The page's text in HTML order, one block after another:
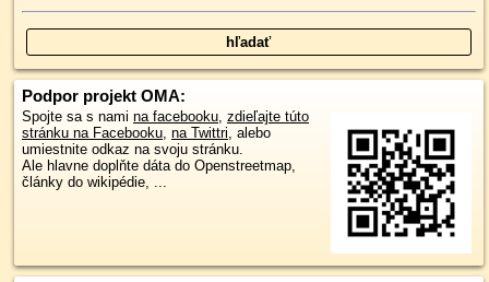
Podpor projekt OMA:
Spojte sa s nami na facebooku, zdieľajte túto
stránku na Facebooku, na Twittri, alebo
umiestnite odkaz na svoju stránku.
Ale hlavne doplňte dáta do Openstreetmap,
články do wikipédie, ...